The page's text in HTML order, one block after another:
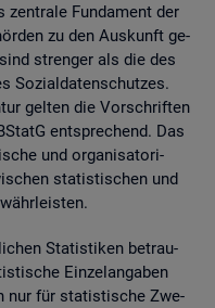
zen­tra­le Fun­da­ment der
zu den Aus­kunft ge­
stren­ger als die des
So­zi­al­da­ten­schut­zes.
gel­ten die Vor­schrif­ten
ent­spre­chend. Das
und or­ga­ni­sa­to­ri­
sta­tis­ti­schen und
Sta­tis­ti­ken be­trau­
Ein­zel­an­ga­ben
nur für sta­tis­ti­sche Zwe­